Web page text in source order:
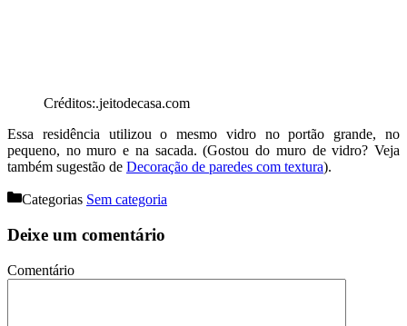
Créditos:.jeitodecasa.com
Essa residência utilizou o mesmo vidro no portão grande, no
pequeno, no muro e na sacada. (Gostou do muro de vidro? Veja
também sugestão de Decoração de paredes com textura).
Categorias Sem categoria
Deixe um comentário
Comentário